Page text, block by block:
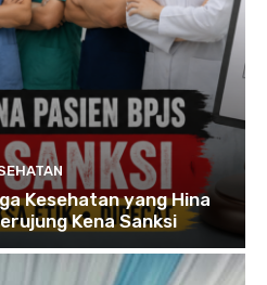
Kesehatan yang Hina
Kena Sanksi